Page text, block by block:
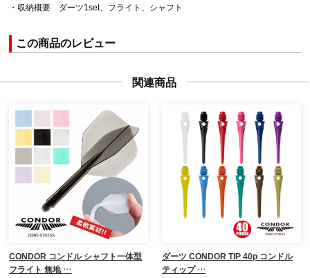
・収納概要 ダーツ1set、フライト、シャフト
この商品のレビュー
関連商品
CONDOR コンドル シャフト一体型
フライト 無地 …
ダーツ CONDOR TIP 40p コンドル
ティップ …